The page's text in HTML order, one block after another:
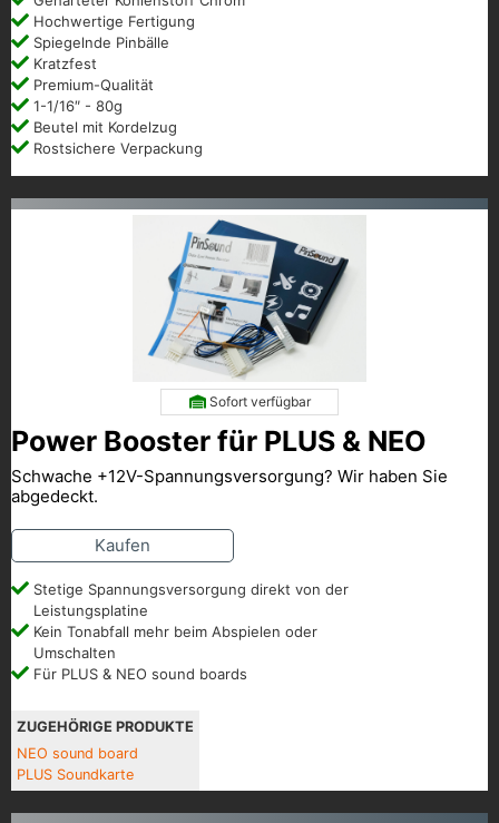
Hochwertige Fertigung
Spiegelnde Pinbälle
Kratzfest
Premium-Qualität
1-1/16″ - 80g
Beutel mit Kordelzug
Rostsichere Verpackung
Sofort verfügbar
Power Booster für PLUS & NEO
Schwache +12V-Spannungsversorgung? Wir haben Sie
abgedeckt.
Kaufen
Stetige Spannungsversorgung direkt von der
Leistungsplatine
Kein Tonabfall mehr beim Abspielen oder
Umschalten
Für PLUS & NEO sound boards
ZUGEHÖRIGE PRODUKTE
NEO sound board
PLUS Soundkarte